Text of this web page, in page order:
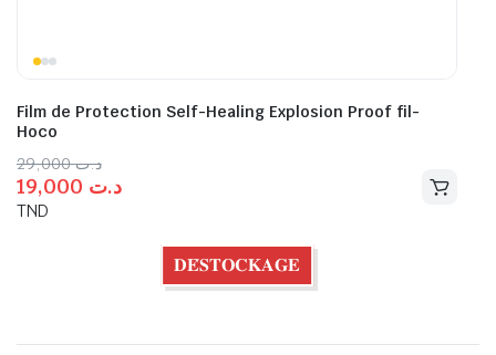
Film de Protection Self-Healing Explosion Proof fil-
Hoco
د.ت29,000
د.ت
TND
𝐃𝐄́𝐒𝐓𝐎𝐂𝐊𝐀𝐆𝐄